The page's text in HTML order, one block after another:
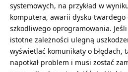
systemowych, na przykład w
komputera, awarii dysku twardego
szkodliwego oprogramowania.
istotne zależności ulegną
wyświetlać komunikaty o błędach,
napotkał problem i musi zostać